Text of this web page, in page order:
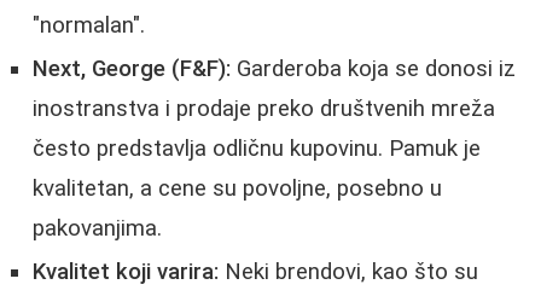
"normalan".
Next, George (F&F): Garderoba koja se donosi iz
inostranstva i prodaje preko društvenih mreža
često predstavlja odličnu kupovinu. Pamuk je
kvalitetan, a cene su povoljne, posebno u
pakovanjima.
Kvalitet koji varira: Neki brendovi, kao što su